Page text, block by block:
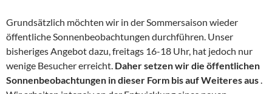
Grundsätzlich möchten wir in der Sommersaison wieder
öffentliche Sonnenbeobachtungen durchführen. Unser
bisheriges Angebot dazu, freitags 16-18 Uhr, hat jedoch nur
wenige Besucher erreicht. Daher setzen wir die öffentlichen
Sonnenbeobachtungen in dieser Form bis auf Weiteres aus.